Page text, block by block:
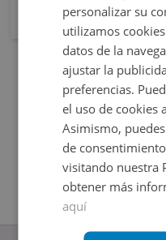
personalizar su
utilizamos
datos de la
ajustar la
preferencias.
el uso de cookies
Asimismo,
de
visitando nuestra
obtener más
aquí